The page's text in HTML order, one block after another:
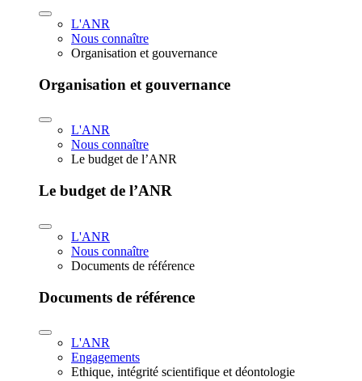
L'ANR
Nous connaître
Organisation et gouvernance
Organisation et gouvernance
L'ANR
Nous connaître
Le budget de l’ANR
Le budget de l’ANR
L'ANR
Nous connaître
Documents de référence
Documents de référence
L'ANR
Engagements
Ethique, intégrité scientifique et déontologie